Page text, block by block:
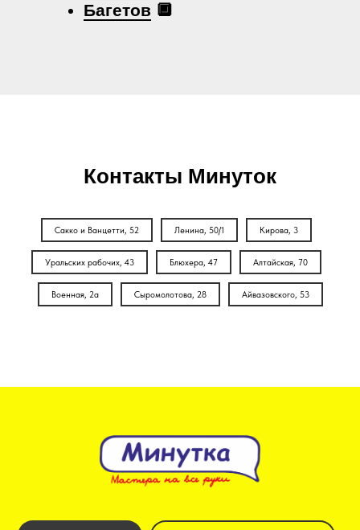
Багетов 🔲
Контакты Минуток
Сакко и Ванцетти, 52 Ленина, 50/1 Кирова, 3
Уральских рабочих, 43 Блюхера, 47 Алтайская, 70
Военная, 2а Сыромолотова, 28 Айвазовского, 53